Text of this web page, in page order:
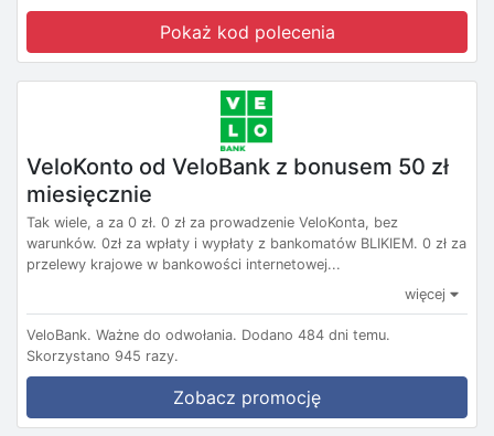
Pokaż kod polecenia
VeloKonto od VeloBank z bonusem 50 zł
miesięcznie
Tak wiele, a za 0 zł. 0 zł za prowadzenie VeloKonta, bez
warunków. 0zł za wpłaty i wypłaty z bankomatów BLIKIEM. 0 zł za
przelewy krajowe w bankowości internetowej...
więcej
VeloBank. Ważne do odwołania. Dodano 484 dni temu.
Skorzystano 945 razy.
Zobacz promocję